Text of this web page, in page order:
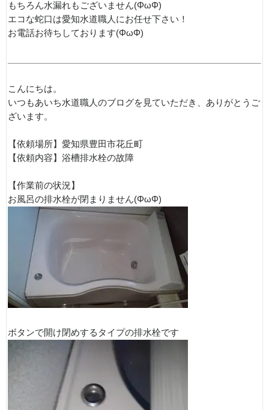
もちろん水漏れもございません(ΦωΦ)
エコな蛇口は愛知水道職人にお任せ下さい！
お電話お待ちしております(ΦωΦ)
こんにちは。
いつもあいち水道職人のブログを見ていただき、ありがとうご
ざいます。
【依頼場所】愛知県豊田市花丘町
【依頼内容】浴槽排水栓の故障
【作業前の状況】
お風呂の排水栓が閉まりません(ΦωΦ)
ボタンで開け閉めするタイプの排水栓です